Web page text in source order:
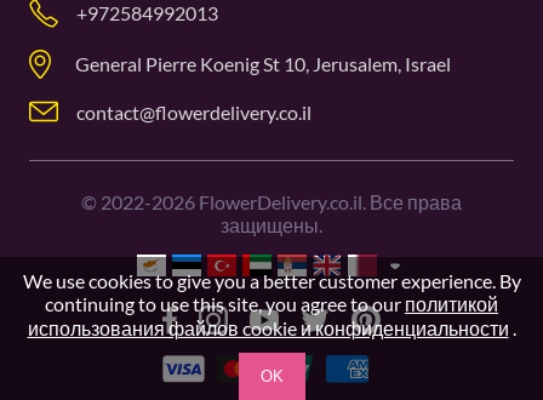
+972584992013
General Pierre Koenig St 10, Jerusalem, Israel
contact@flowerdelivery.co.il
© 2022-2026 FlowerDelivery.co.il. Все права
защищены.
We use cookies to give you a better customer experience. By
continuing to use this site, you agree to our политикой
использования файлов cookie и конфиденциальности .
OK